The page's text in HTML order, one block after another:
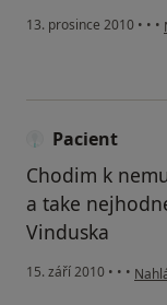
13. prosince 2010 • • •
Pacient
Chodim k
a take
Vinduska
15. září 2010 • • •